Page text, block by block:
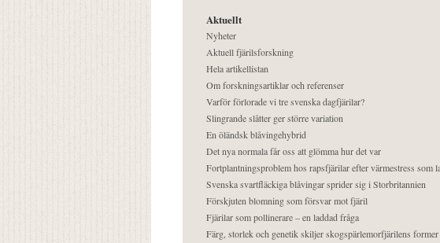
Aktuellt
Nyheter
Aktuell fjärilsforskning
Hela artikellistan
Om forskningsartiklar och referenser
Varför förlorade vi tre svenska dagfjärilar?
Slingrande slåtter ger större variation
En öländsk blåvingehybrid
Det nya normala får oss att glömma hur det var
Fortplantningsproblem hos rapsfjärilar efter värmestress som
Svenska svartfläckiga blåvingar sprider sig i Storbritannien
Förskjuten blomning som försvar mot fjäril
Fjärilar som pollinerare – en laddad fråga
Färg, storlek och genetik skiljer skogspärlemorfjärilens former